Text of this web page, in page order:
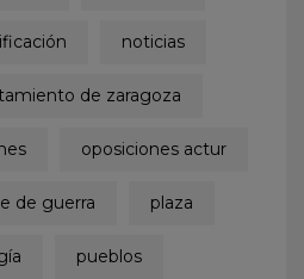
noticias
de zaragoza
oposiciones actur
de guerra plaza
pueblos